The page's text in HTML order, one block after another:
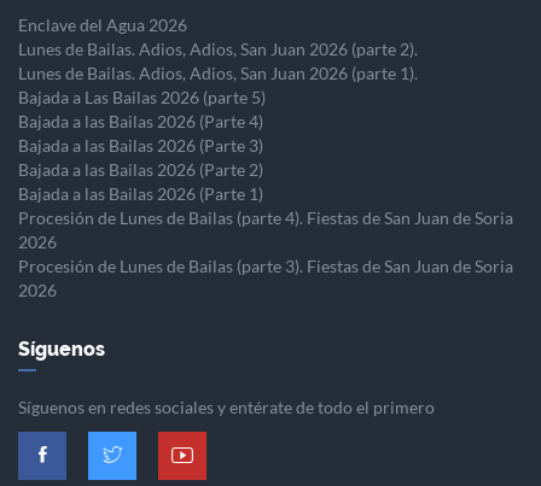
Enclave del Agua 2026
Lunes de Bailas. Adios, Adios, San Juan 2026 (parte 2).
Lunes de Bailas. Adios, Adios, San Juan 2026 (parte 1).
Bajada a Las Bailas 2026 (parte 5)
Bajada a las Bailas 2026 (Parte 4)
Bajada a las Bailas 2026 (Parte 3)
Bajada a las Bailas 2026 (Parte 2)
Bajada a las Bailas 2026 (Parte 1)
Procesión de Lunes de Bailas (parte 4). Fiestas de San Juan de Soria
2026
Procesión de Lunes de Bailas (parte 3). Fiestas de San Juan de Soria
2026
Síguenos
Síguenos en redes sociales y entérate de todo el primero